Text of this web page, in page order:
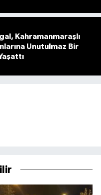
Kahramanmaraşlı
Unutulmaz Bir